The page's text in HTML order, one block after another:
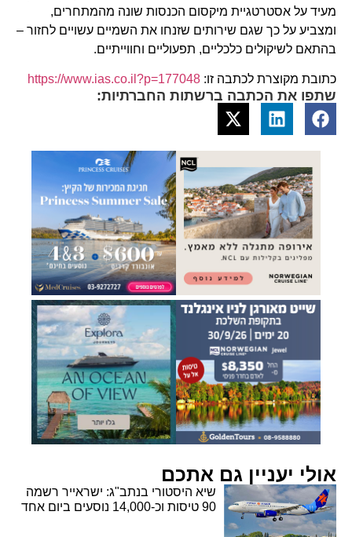
מעיד על אסטרטגיית מיקסום הכנסות שונה מהמתחרים,
ומצביע על כך שגם שירותים שזנחו את השמיים עשויים לחזור –
בהתאם לשיקולים כלכליים, תפעוליים וחווייתיים.
כתובת מקוצרת לכתבה זו: https://www.ias.co.il?p=177048
שתפו את הכתבה ברשתות החברתיות:
אולי יעניין גם אתכם
שיא היסטורי בנתב"ג: ישראייר רשמה
90 טיסות וכ-14,000 נוסעים ביום אחד